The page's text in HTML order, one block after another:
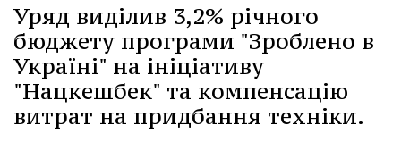
Уряд виділив 3,2% річного
бюджету програми "Зроблено в
Україні" на ініціативу
"Нацкешбек" та компенсацію
витрат на придбання техніки.